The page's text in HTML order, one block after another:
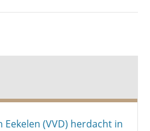
(VVD) herdacht in